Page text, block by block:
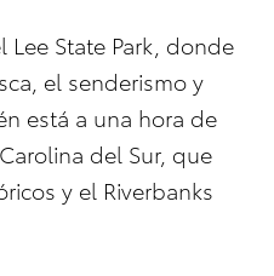
Lee State Park, donde
el senderismo y
está a una hora de
del Sur, que
y el Riverbanks